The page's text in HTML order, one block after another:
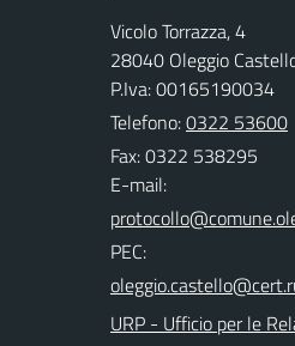
Vicolo Torrazza, 4
28040 Oleggio
P.Iva: 00165190034
Telefono:0322 53600
Fax: 0322 538295
E-mail:
PEC:
URP - Ufficio per le